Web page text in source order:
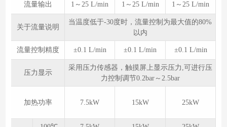
流量输出 1～25 L/min 1～25 L/min 1～25 L/min
关于流量说明
当温度低于-30度时，流量控制为最大值的80%
以内
流量控制精度 ±0.1 L/min ±0.1 L/min ±0.1 L/min
压力显示
采用压力传感器，触摸屏上显示压力,可进行压
力控制调节0.2bar～2.5bar
加热功率 7.5kW 15kW 25kW